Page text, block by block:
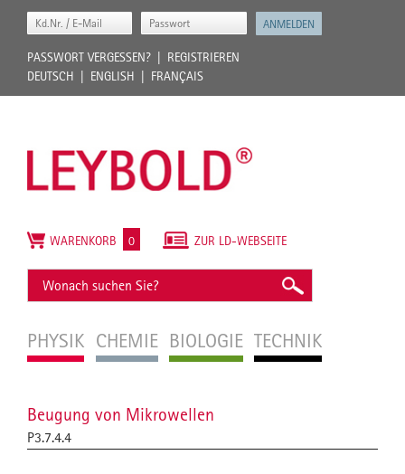
PASSWORT VERGESSEN?
REGISTRIEREN
DEUTSCH
ENGLISH FRANÇAIS
PHYSIK CHEMIE BIOLOGIE TECHNIK
ZUR LD-WEBSEITE
WARENKORB 0
Beugung von Mikrowellen
P3.7.4.4